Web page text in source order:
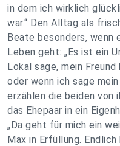
in dem ich wirklich
war.“ Den Alltag als
Beate besonders, wenn
Leben geht: „Es ist ein
Lokal sage, mein
oder wenn ich sage
erzählen die beiden von
das Ehepaar in ein
„Da geht für mich ein
Max in Erfüllung.